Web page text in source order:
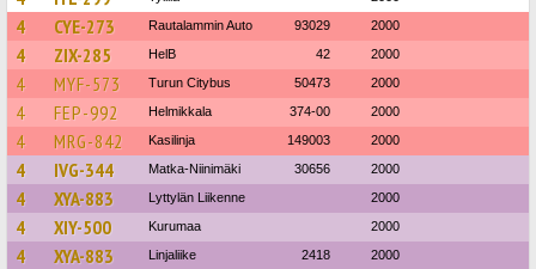
4 CYE-273 Rautalammin Auto 93029 2000
4 ZIX-285 HelB 42 2000
4 MYF-573 Turun Citybus 50473 2000
4 FEP-992 Helmikkala 374-00 2000
4 MRG-842 Kasilinja 149003 2000
4 IVG-344 Matka-Niinimäki 30656 2000
4 XYA-883 Lyttylän Liikenne 2000
4 XIY-500 Kurumaa 2000
4 XYA-883 Linjaliike 2418 2000